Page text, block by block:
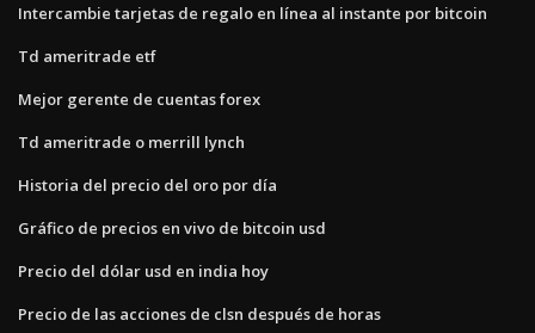
Intercambie tarjetas de regalo en línea al instante por bitcoin
Td ameritrade etf
Mejor gerente de cuentas forex
Td ameritrade o merrill lynch
Historia del precio del oro por día
Gráfico de precios en vivo de bitcoin usd
Precio del dólar usd en india hoy
Precio de las acciones de clsn después de horas